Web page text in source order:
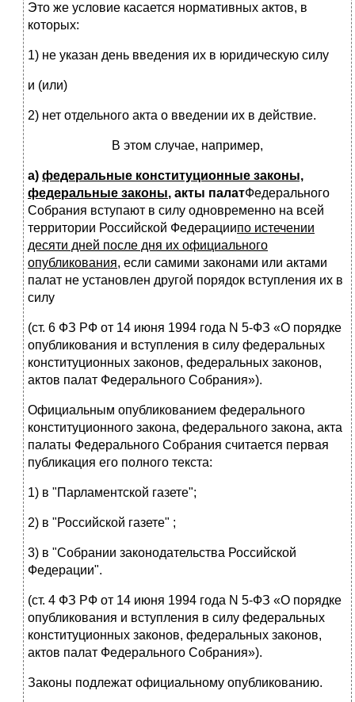
Это же условие касается нормативных актов, в
которых:
1) не указан день введения их в юридическую силу
и (или)
2) нет отдельного акта о введении их в действие.
В этом случае, например,
а) федеральные конституционные законы,
федеральные законы, акты палатФедерального
Собрания вступают в силу одновременно на всей
территории Российской Федерациипо истечении
десяти дней после дня их официального
опубликования, если самими законами или актами
палат не установлен другой порядок вступления их в
силу
(ст. 6 ФЗ РФ от 14 июня 1994 года N 5-ФЗ «О порядке
опубликования и вступления в силу федеральных
конституционных законов, федеральных законов,
актов палат Федерального Собрания»).
Официальным опубликованием федерального
конституционного закона, федерального закона, акта
палаты Федерального Собрания считается первая
публикация его полного текста:
1) в "Парламентской газете";
2) в "Российской газете" ;
3) в "Собрании законодательства Российской
Федерации".
(ст. 4 ФЗ РФ от 14 июня 1994 года N 5-ФЗ «О порядке
опубликования и вступления в силу федеральных
конституционных законов, федеральных законов,
актов палат Федерального Собрания»).
Законы подлежат официальному опубликованию.